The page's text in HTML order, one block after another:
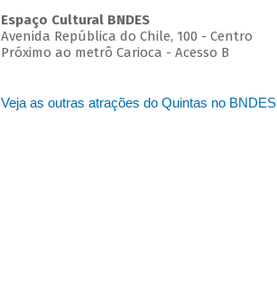
Espaço Cultural BNDES
Avenida República do Chile, 100 - Centro
Próximo ao metrô Carioca - Acesso B
Veja as outras atrações do Quintas no BNDES